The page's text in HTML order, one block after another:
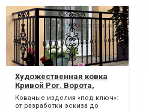
Художественная ковка
Кривой Рог. Ворота,
навесы, решетки,
козырьки, калитки,
Кованые изделия «под ключ»:
от разработки эскиза до